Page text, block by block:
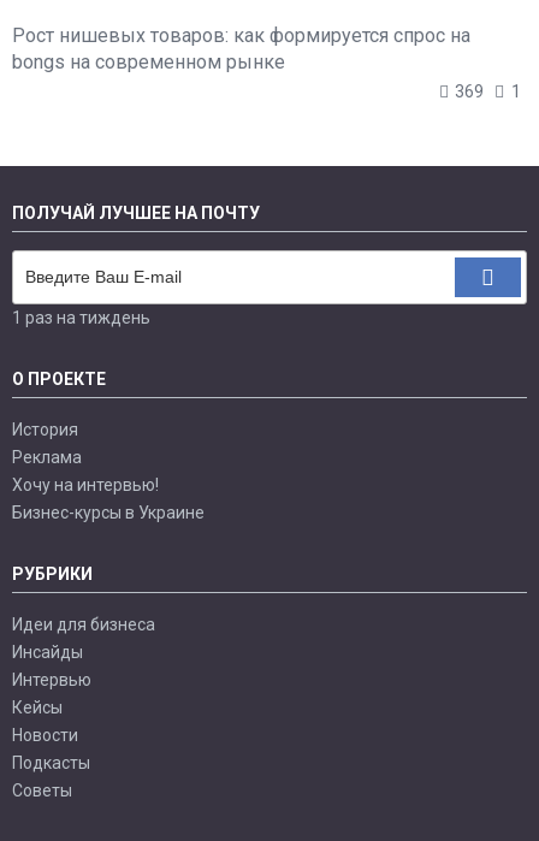
Рост нишевых товаров: как формируется спрос на
bongs на современном рынке
369 1
ПОЛУЧАЙ ЛУЧШЕЕ НА ПОЧТУ
1 раз на тиждень
О ПРОЕКТЕ
История
Реклама
Хочу на интервью!
Бизнес-курсы в Украине
РУБРИКИ
Идеи для бизнеса
Инсайды
Интервью
Кейсы
Новости
Подкасты
Советы